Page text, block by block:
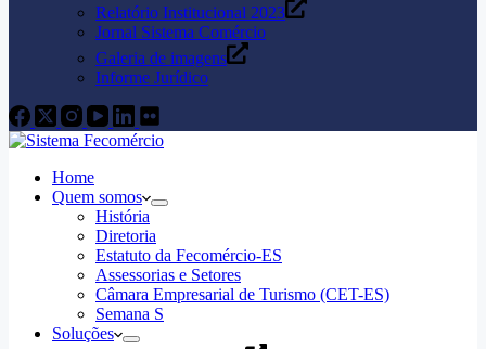
Relatório Institucional 2023
Jornal Sistema Comércio
Galeria de imagens
Informe Jurídico
Home
Quem somos
História
Diretoria
Estatuto da Fecomércio-ES
Assessorias e Setores
Câmara Empresarial de Turismo (CET-ES)
Semana S
Soluções